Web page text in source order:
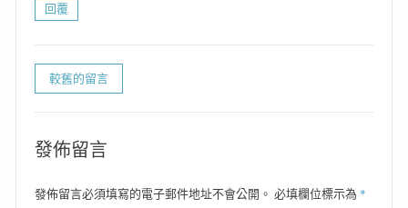
回覆
留
言
覽
較舊的留言
發佈留言
發佈留言必須填寫的電子郵件地址不會公開。 必填欄位標示為 *